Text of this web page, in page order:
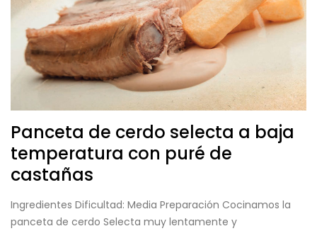
Panceta de cerdo selecta a baja
temperatura con puré de
castañas
Ingredientes Dificultad: Media Preparación Cocinamos la
panceta de cerdo Selecta muy lentamente y